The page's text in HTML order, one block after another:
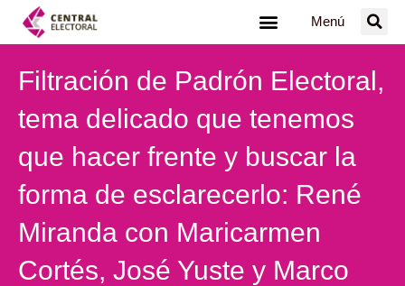
Menú
Filtración de Padrón Electoral,
tema delicado que tenemos
que hacer frente y buscar la
forma de esclarecerlo: René
Miranda con Maricarmen
Cortés, José Yuste y Marco